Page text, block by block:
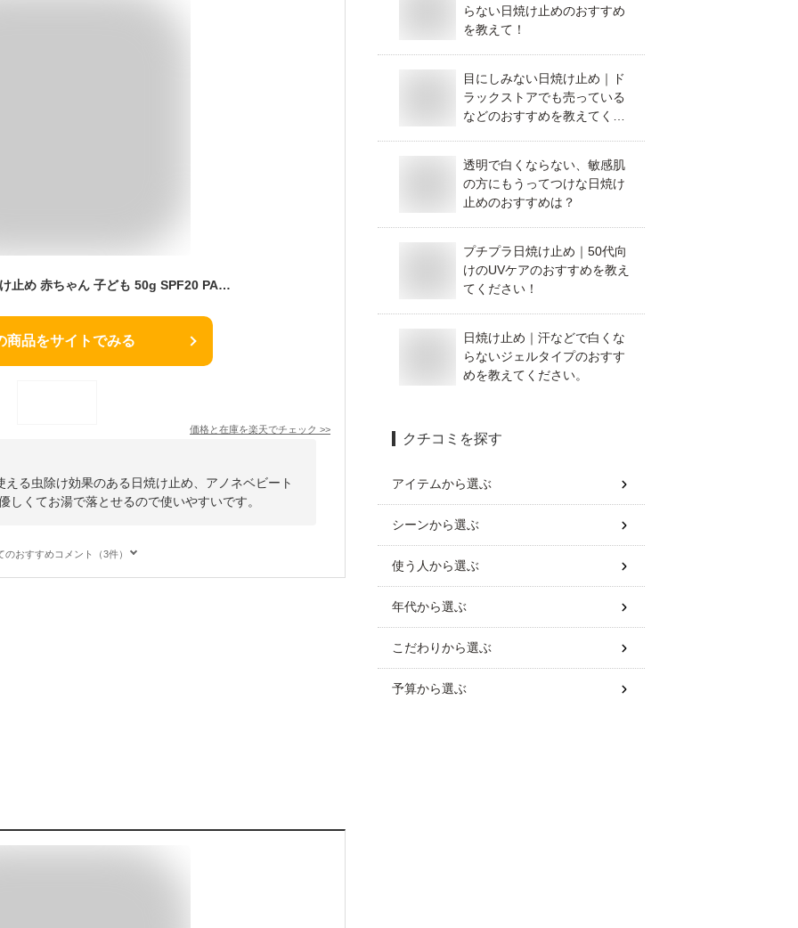
1日限定 P10倍★日焼け止め 赤ちゃん 子ども 50g SPF20 PA++ anonebaby トータルアウトドアUV アノネベビー 天然由来成分 UVケア 虫除け pm2.5 黄砂 抗炎症機能 バリア機能 保湿 かぶれ予防 無添加 新生児 ベビー親子 日焼け止め キッズ ベビー 子供
商品をサイトでみる
価格と在庫を楽天でチェック >>
る虫除け効果のある日焼け止め、アノネベビート
しくてお湯で落とせるので使いやすいです。
のおすすめコメント（3件）
らない日焼け止めのおすすめ
を教えて！
目にしみない日焼け止め｜ド
ラックストアでも売っている
などのおすすめを教えてくだ
透明で白くならない、敏感肌
の方にもうってつけな日焼け
止めのおすすめは？
プチプラ日焼け止め｜50代向
けのUVケアのおすすめを教え
てください！
日焼け止め｜汗などで白くな
らないジェルタイプのおすす
めを教えてください。
クチコミを探す
アイテムから選ぶ
シーンから選ぶ
使う人から選ぶ
年代から選ぶ
こだわりから選ぶ
予算から選ぶ